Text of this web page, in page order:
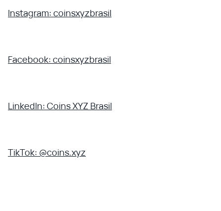
Instagram: coinsxyzbrasil
Facebook: coinsxyzbrasil
LinkedIn: Coins XYZ Brasil
TikTok: @coins.xyz